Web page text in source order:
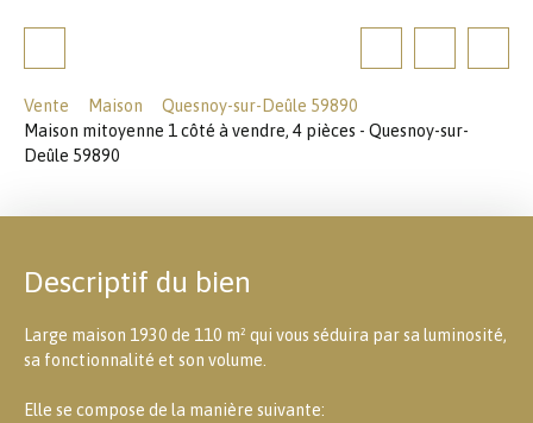
Vente Maison
Quesnoy-sur-Deûle 59890
Maison mitoyenne 1 côté à vendre, 4 pièces - Quesnoy-sur-
Deûle 59890
Descriptif du bien
Large maison 1930 de 110 m² qui vous séduira par sa luminosité,
sa fonctionnalité et son volume.
Elle se compose de la manière suivante: